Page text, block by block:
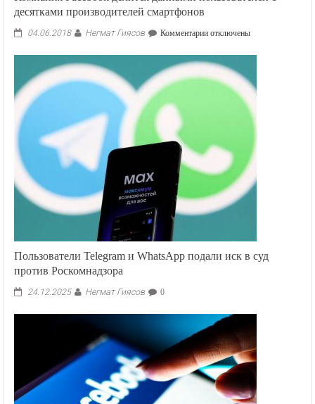
десятками производителей смартфонов
04.06.2018 Негмат Гиясов Комментариик
Компания
Facebook
делится
данными
пользователей
производителей
смартфонов
отключены
Пользователи Telegram и WhatsApp подали иск в суд
против Роскомнадзора
24.12.2025 Негмат Гиясов 0